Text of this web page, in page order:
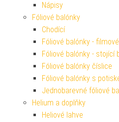
Nápisy
Fóliové balónky
Chodící
Fóliové balónky -
Fóliové balónky - stojící
Fóliové balónky číslice
Fóliové balónky s
Jednobarevné fóliové
Helium a doplňky
Heliové lahve